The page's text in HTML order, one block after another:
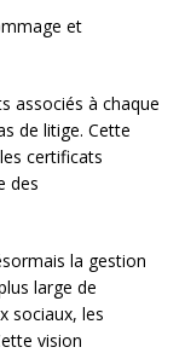
et
associés à chaque
de litige. Cette
certificats
des
la gestion
large de
sociaux, les
vision